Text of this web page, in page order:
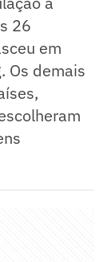
26
em
Os demais